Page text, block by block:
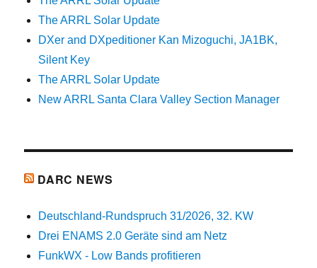
The ARRL Solar Update
DXer and DXpeditioner Kan Mizoguchi, JA1BK,
Silent Key
The ARRL Solar Update
New ARRL Santa Clara Valley Section Manager
DARC NEWS
Deutschland-Rundspruch 31/2026, 32. KW
Drei ENAMS 2.0 Geräte sind am Netz
FunkWX - Low Bands profitieren